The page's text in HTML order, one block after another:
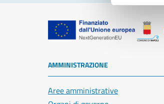
AMMINISTRAZIONE
Aree amministrative